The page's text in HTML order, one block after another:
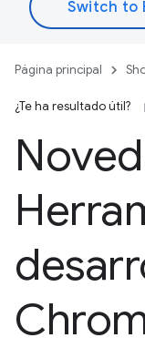
Página principal
¿Te ha resultado útil?